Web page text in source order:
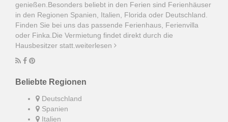
genießen.Besonders beliebt in den Ferien sind Ferienhäuser
in den Regionen Spanien, Italien, Florida oder Deutschland.
Finden Sie bei uns das passende Ferienhaus, Ferienvilla
oder Finka.Die Vermietung findet direkt durch die
Hausbesitzer statt. weiterlesen
Beliebte Regionen
Deutschland
Spanien
Italien